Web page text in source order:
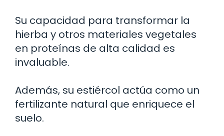
Su capacidad para transformar la
hierba y otros materiales vegetales
en proteínas de alta calidad es
invaluable.
Además, su estiércol actúa como un
fertilizante natural que enriquece el
suelo.